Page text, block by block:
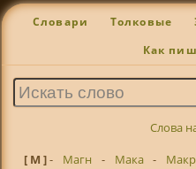
Словари Толковые
Как
Слова
[ М ]- Магн - Мака - Макр